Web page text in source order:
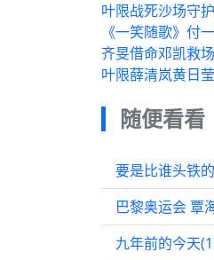
叶限战死沙场守
《一笑随歌》付
齐旻借命邓凯救
叶限薛清岚黄日
随便看看
要是比谁头铁
巴黎奥运会 覃